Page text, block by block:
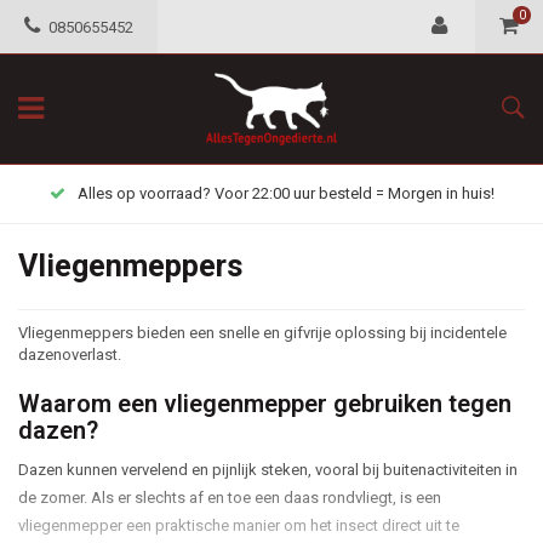
0850655452
0
Alles op voorraad? Voor 22:00 uur besteld = Morgen in huis!
Vliegenmeppers
Vliegenmeppers bieden een snelle en gifvrije oplossing bij incidentele
dazenoverlast.
Waarom een vliegenmepper gebruiken tegen
dazen?
Dazen kunnen vervelend en pijnlijk steken, vooral bij buitenactiviteiten in
de zomer. Als er slechts af en toe een daas rondvliegt, is een
vliegenmepper een praktische manier om het insect direct uit te